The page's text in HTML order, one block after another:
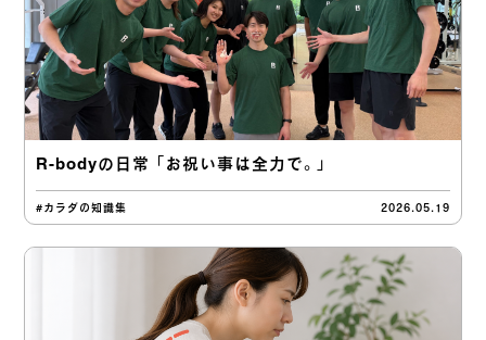
R-bodyの日常 「お祝い事は全力で。」
#カラダの知識集 2026.05.19